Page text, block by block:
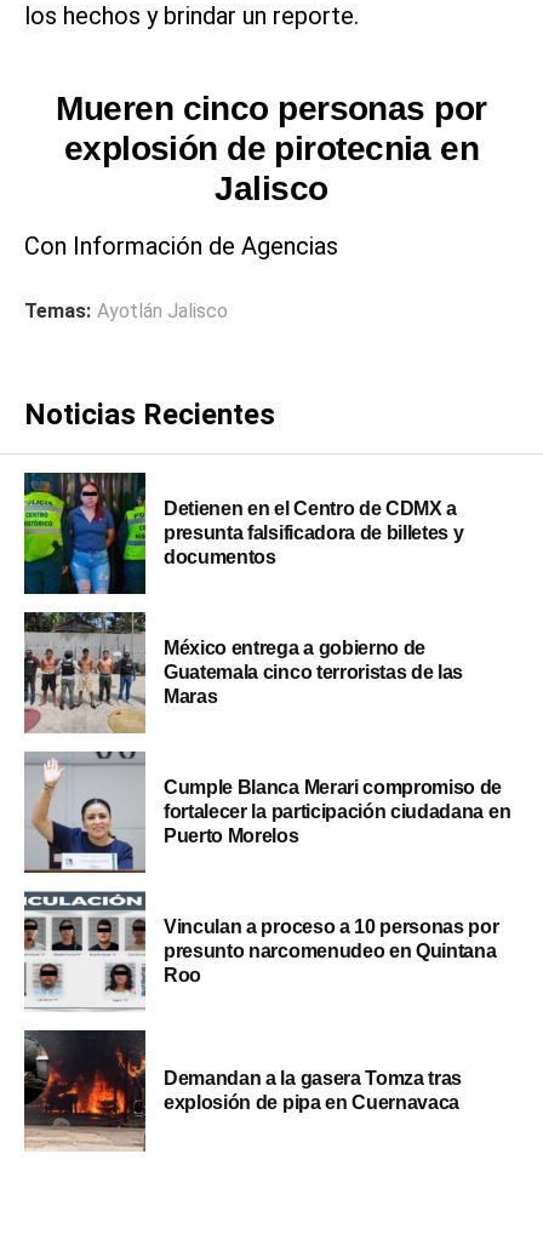
los hechos y brindar un reporte.
Mueren cinco personas por
explosión de pirotecnia en
Jalisco
Con Información de Agencias
Temas: Ayotlán Jalisco
Noticias Recientes
Detienen en el Centro de CDMX a
presunta falsificadora de billetes y
documentos
México entrega a gobierno de
Guatemala cinco terroristas de las
Maras
Cumple Blanca Merari compromiso de
fortalecer la participación ciudadana en
Puerto Morelos
Vinculan a proceso a 10 personas por
presunto narcomenudeo en Quintana
Roo
Demandan a la gasera Tomza tras
explosión de pipa en Cuernavaca